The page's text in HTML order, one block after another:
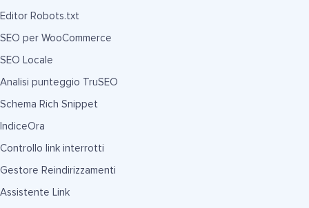
Editor Robots.txt
SEO per WooCommerce
SEO Locale
Analisi punteggio TruSEO
Schema Rich Snippet
IndiceOra
Controllo link interrotti
Gestore Reindirizzamenti
Assistente Link